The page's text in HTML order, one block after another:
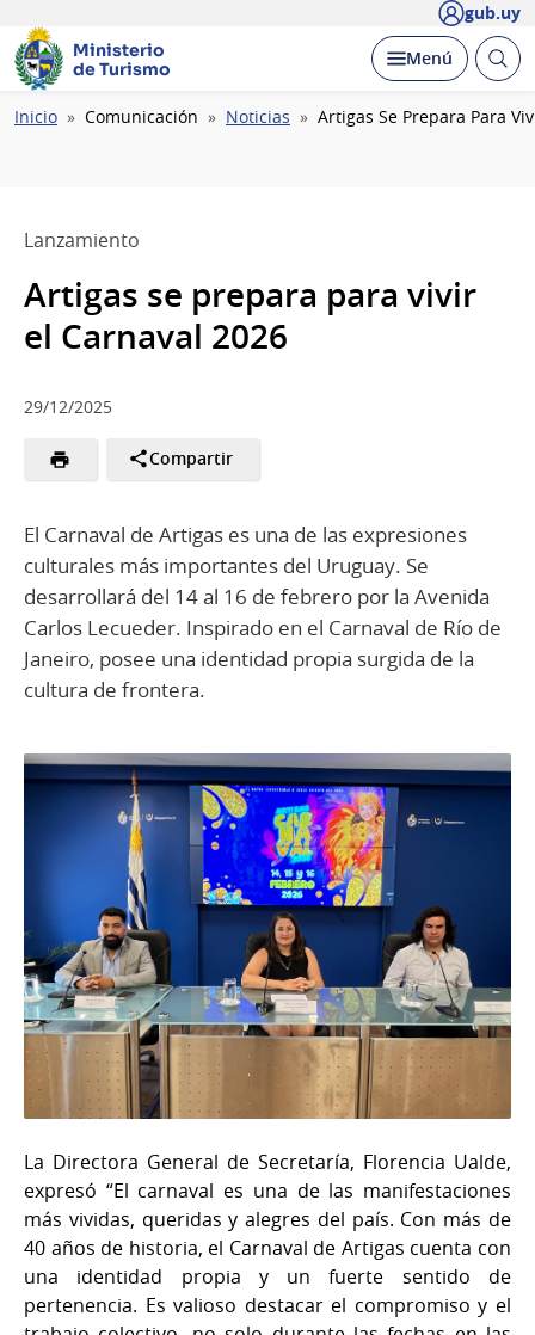
gub.uy
Ministerio
de Turismo
Desplegar
Menú Abrir
Ruta
Inicio Comunicación Noticias Artigas Se Prepara Para
Lanzamiento
Artigas se prepara para vivir
el Carnaval 2026
29/12/2025
Compartir
El Carnaval de Artigas es una de las expresiones
culturales más importantes del Uruguay. Se
desarrollará del 14 al 16 de febrero por la Avenida
Carlos Lecueder. Inspirado en el Carnaval de Río de
Janeiro, posee una identidad propia surgida de la
cultura de frontera.
La Directora General de Secretaría, Florencia Ualde,
expresó “El carnaval es una de las manifestaciones
más vividas, queridas y alegres del país. Con más de
40 años de historia, el Carnaval de Artigas cuenta con
una identidad propia y un fuerte sentido de
pertenencia. Es valioso destacar el compromiso y el